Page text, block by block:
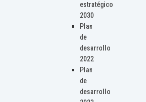
estratégico
2030
Plan
de
desarrollo
2022
Plan
de
desarrollo